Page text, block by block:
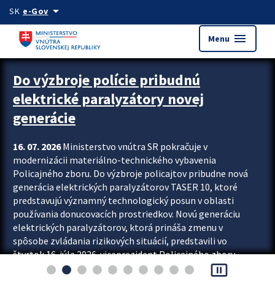
Preskocit na hlavný obsah
SK e-Govarrow_drop_down
Menu menu
Zastavit automatický posun upútavok
Do výzbroje polície pribudnú
elektrické paralyzátory novej
generácie
16. 07. 2026Ministerstvo vnútra SR pokračuje v
modernizácii materiálno-technického vybavenia
Policajného zboru. Do výzbroje policajtov pribudne nová
generácia elektrických paralyzátorov TASER 10, ktoré
predstavujú významný technologický posun v oblasti
používania donucovacích prostriedkov. Novú generáciu
elektrických paralyzátorov, ktorá prináša zmenu v
spôsobe zvládania rizikových situácií, predstavili vo
štvrtok 16. júla 2026 viceprezident Policajného zboru
Rastislav Polakovič a riaditeľ odboru výcviku...
pause_presentation